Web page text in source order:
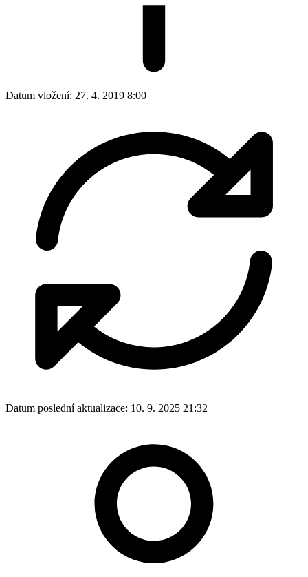
Datum vložení: 27. 4. 2019 8:00
Datum poslední aktualizace: 10. 9. 2025 21:32